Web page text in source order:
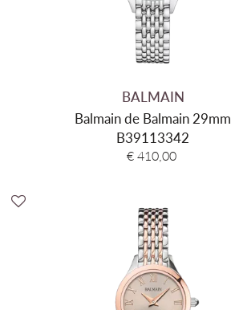
BALMAIN
Balmain de Balmain 29mm
B39113342
€ 410,00